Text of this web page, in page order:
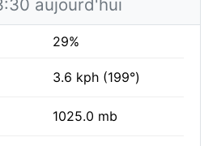
aujourd'hui
29%
3.6 kph (199°)
1025.0 mb